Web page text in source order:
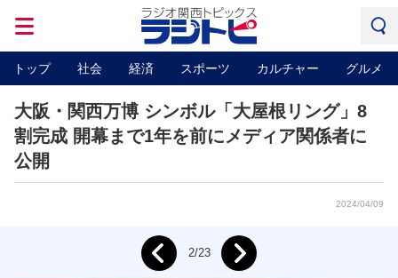
トップ 社会 経済 スポーツ カルチャー グルメ
大阪・関西万博 シンボル「大屋根リング」8
割完成 開幕まで1年を前にメディア関係者に
公開
2024/04/09
2/23